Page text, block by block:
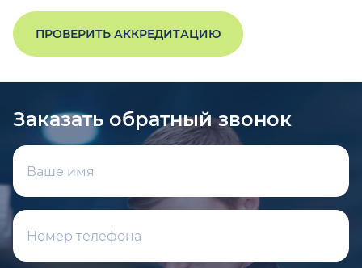
ПРОВЕРИТЬ АККРЕДИТАЦИЮ
Заказать обратный звонок